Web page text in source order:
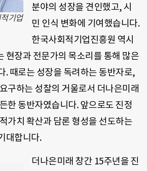
기업
분야의 성장을 견인했고, 시
민 인식 변화에 기여했습니다.
한국사회적기업진흥원 역시
현장과 전문가의 목소리를 통해 많은
. 때로는 성장을 독려하는 동반자로,
구하는 성찰의 거울로서 더나은미래
한 동반자였습니다. 앞으로도 진정
가치 확산과 담론 형성을 선도하는
대합니다.
더나은미래 창간 15주년을 진